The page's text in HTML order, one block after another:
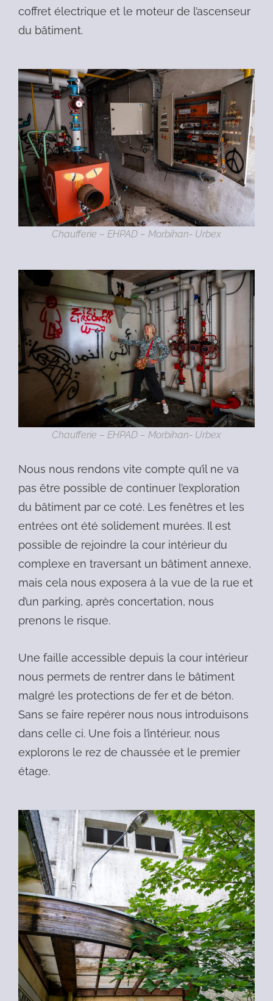
coffret électrique et le moteur de l’ascenseur
du bâtiment.
Chaufferie – EHPAD – Morbihan- Urbex
Chaufferie – EHPAD – Morbihan- Urbex
Nous nous rendons vite compte qu’il ne va
pas être possible de continuer l’exploration
du bâtiment par ce coté. Les fenêtres et les
entrées ont été solidement murées. Il est
possible de rejoindre la cour intérieur du
complexe en traversant un bâtiment annexe,
mais cela nous exposera à la vue de la rue et
d’un parking, après concertation, nous
prenons le risque.
Une faille accessible depuis la cour intérieur
nous permets de rentrer dans le bâtiment
malgré les protections de fer et de béton.
Sans se faire repérer nous nous introduisons
dans celle ci. Une fois a l’intérieur, nous
explorons le rez de chaussée et le premier
étage.